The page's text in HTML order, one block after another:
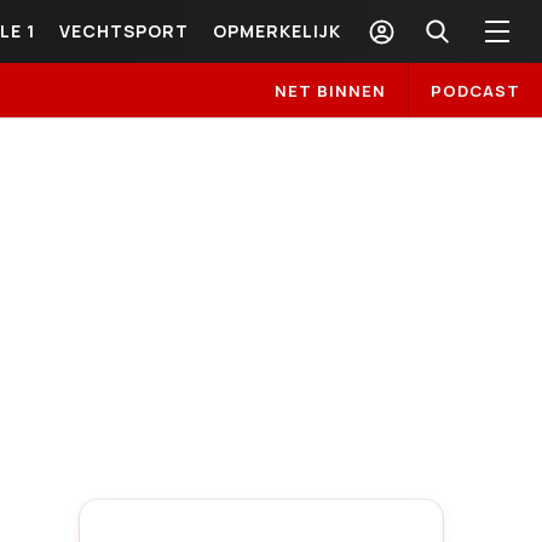
1 VECHTSPORT OPMERKELIJK
NET BINNEN PODCAST